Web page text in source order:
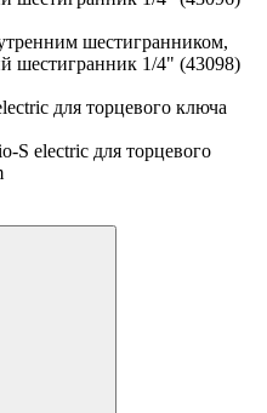
шестигранником,
шестигранник 1/4" (43098)
для торцевого ключа
S electric для торцевого